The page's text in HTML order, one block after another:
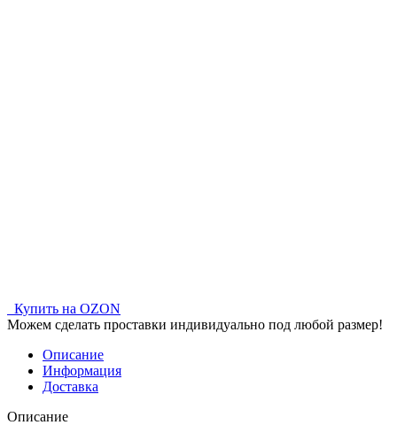
Купить на OZON
Можем сделать проставки индивидуально под любой размер!
Описание
Информация
Доставка
Описание